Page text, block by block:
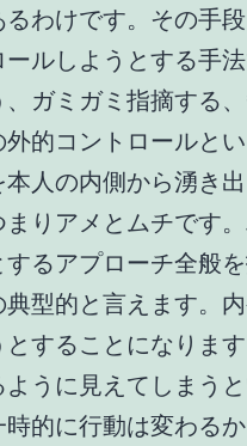
わけです。その手
ルしようとする手
ガミガミ指摘する
的コントロールと
人の内側から湧き
りアメとムチです
するアプローチ全般
型的と言えます。
とすることになりま
うに見えてしまう
時的に行動は変わる